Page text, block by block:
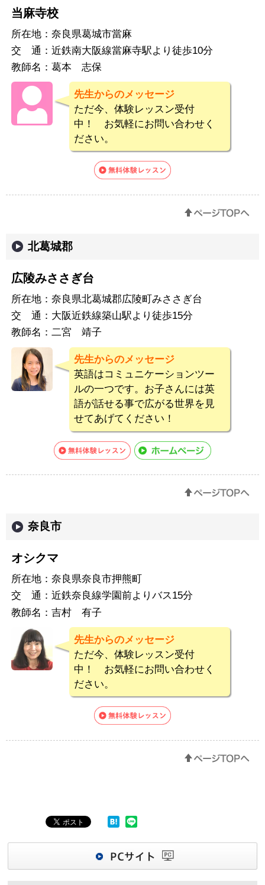
当麻寺校
所在地： 奈良県葛城市當麻
交 通： 近鉄南大阪線當麻寺駅より徒歩10分
教師名： 葛本 志保
先生からのメッセージ
ただ今、体験レッスン受付
中！ お気軽にお問い合わせく
ださい。
北葛城郡
広陵みささぎ台
所在地： 奈良県北葛城郡広陵町みささぎ台
交 通： 大阪近鉄線築山駅より徒歩15分
教師名： 二宮 靖子
先生からのメッセージ
英語はコミュニケーションツー
ルの一つです。お子さんには英
語が話せる事で広がる世界を見
せてあげてください！
奈良市
オシクマ
所在地： 奈良県奈良市押熊町
交 通： 近鉄奈良線学園前よりバス15分
教師名： 吉村 有子
先生からのメッセージ
ただ今、体験レッスン受付
中！ お気軽にお問い合わせく
ださい。